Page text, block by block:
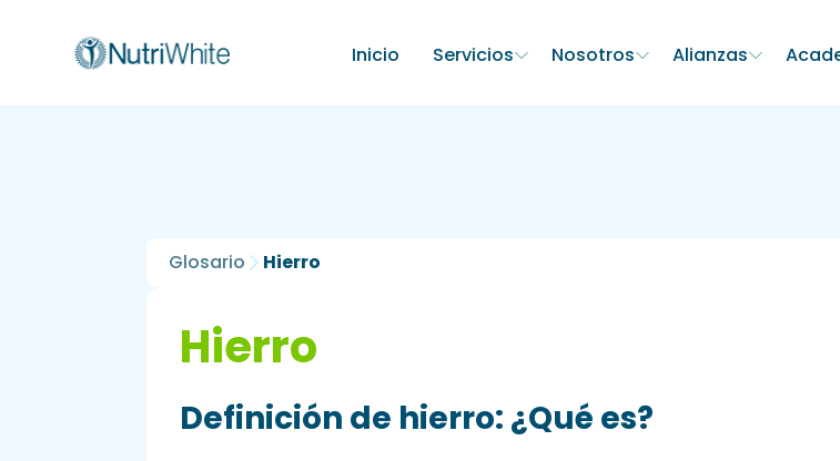
Inicio Servicios Nosotros Alianzas
Glosario Hierro
Hierro
Definición de hierro: ¿Qué es?